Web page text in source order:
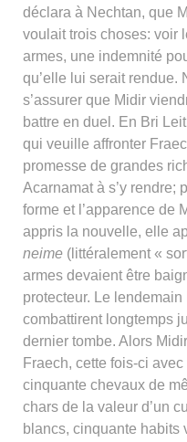
déclara à Nechtan, que
voulait trois choses: voir
armes, une indemnité
qu’elle lui serait rendue.
s’assurer que Midir
battre en duel. En Bri
qui veuille affronter
promesse de grandes
Acarnamat à s’y rendre;
forme et l’apparence de
appris la nouvelle, elle
neime (littéralement «
armes devaient être
protecteur. Le
combattirent longtemps
dernier tombe. Alors
Fraech, cette fois-ci
cinquante chevaux de
chars de la valeur d’un
blancs, cinquante habits